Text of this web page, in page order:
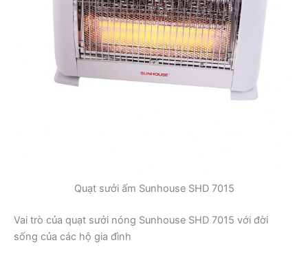
Quạt sưởi ấm Sunhouse SHD 7015
Vai trò của quạt sưởi nóng Sunhouse SHD 7015 với đời
sống của các hộ gia đình